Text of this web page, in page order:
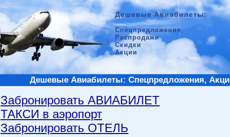
Дешевые Авиабилеты:
Спецпредложения
Распродажи
Скидки
Акции
Дешевые Авиабилеты: Спецпредложения,
Забронировать АВИАБИЛЕТ
ТАКСИ в аэропорт
Забронировать ОТЕЛЬ